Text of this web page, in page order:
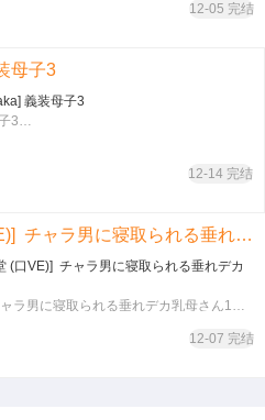
12-05 完结
母子3
義装母子3
3…
12-14 完结
[爆π堂 (口VE)] チャラ男に寝取られる垂れデカ乳母さん1
(口VE)] チャラ男に寝取られる垂れデカ
ラ男に寝取られる垂れデカ乳母さん1…
12-07 完结